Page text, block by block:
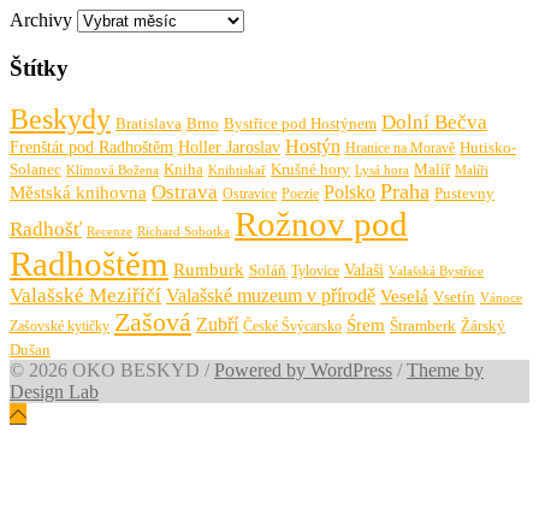
Archivy
Štítky
Beskydy Bratislava Brno Bystřice pod Hostýnem Dolní Bečva
Frenštát pod Radhoštěm Holler Jaroslav Hostýn Hranice na Moravě Hutisko-
Solanec Klímová Božena Kniha Knihtiskař Krušné hory Lysá hora Malíř Malíři
Městská knihovna Ostrava Ostravice Poezie Polsko Praha Pustevny
Radhošť Recenze Richard Sobotka Rožnov pod
Radhoštěm Rumburk Soláň Tylovice Valaši Valašská Bystřice
Valašské Meziříčí Valašské muzeum v přírodě Veselá Vsetín Vánoce
Zašovské kytičky Zašová Zubří České Švýcarsko Śrem Štramberk Žárský
Dušan
© 2026 OKO BESKYD / Powered by WordPress /Theme by
Design Lab